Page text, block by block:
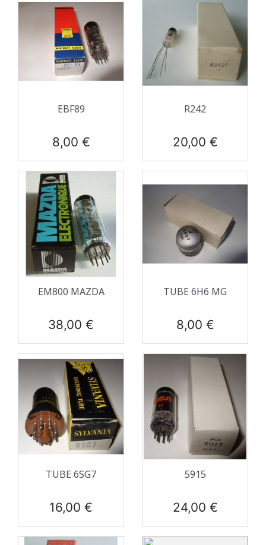
EBF89
Prix
8,00 €
R242
Prix
20,00 €
EM800 MAZDA
Prix
38,00 €
TUBE 6H6 MG
Prix
8,00 €
TUBE 6SG7
Prix
16,00 €
5915
Prix
24,00 €